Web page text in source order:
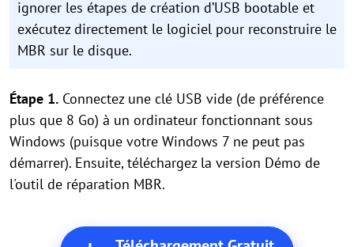
ignorer les étapes de création d’USB bootable et
exécutez directement le logiciel pour reconstruire le
MBR sur le disque.
Étape 1. Connectez une clé USB vide (de préférence
plus que 8 Go) à un ordinateur fonctionnant sous
Windows (puisque votre Windows 7 ne peut pas
démarrer). Ensuite, téléchargez la version Démo de
l'outil de réparation MBR.